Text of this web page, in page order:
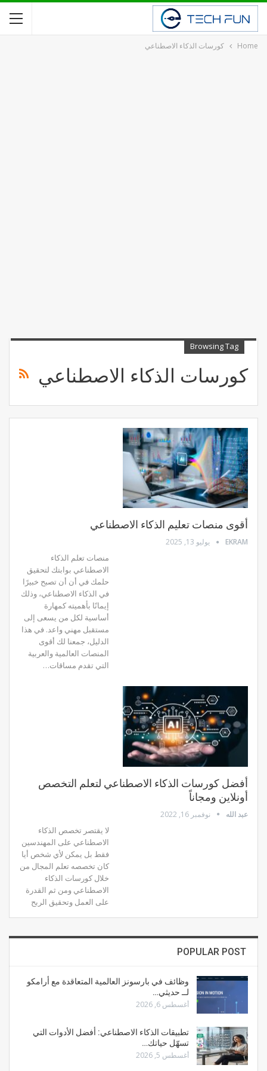
Home كورسات الذكاء الاصطناعي
Browsing Tag
كورسات الذكاء الاصطناعي
أقوى منصات تعليم الذكاء الاصطناعي
EKRAM يوليو 13, 2025
منصات تعلم الذكاء
الاصطناعي بوابتك لتحقيق
حلمك في أن أن تصبح خبيرًا
في الذكاء الاصطناعي، وذلك
إيمانًا بأهميته كمهارة
أساسية لكل من يسعى إلى
مستقبل مهني واعد. في هذا
الدليل، جمعنا لك أقوى
المنصات العالمية والعربية
التي تقدم مساقات…
أفضل كورسات الذكاء الاصطناعي لتعلم التخصص
أونلاين ومجاناً
عبد الله نوفمبر 16, 2022
لا يقتصر تخصص الذكاء
الاصطناعي على المهندسين
فقط بل يمكن لأي شخص أيا
كان تخصصه تعلم المجال من
خلال كورسات الذكاء
الاصطناعي ومن ثم القدرة
على العمل وتحقيق الربح
POPULAR POST
وظائف في بارسونز العالمية المتعاقدة مع أرامكو
لــ حديثي…
أغسطس 6, 2026
تطبيقات الذكاء الاصطناعي: أفضل الأدوات التي
تسهّل حياتك…
أغسطس 5, 2026